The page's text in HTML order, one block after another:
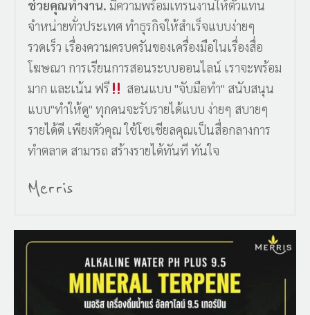
ช่วยคุณทำงาน. มีความพร้อมเทรนงานให้ตัวแทน
จำหน่ายทั่วประเทศ ทำธุรกิจให้สำเร็จแบบง่ายๆ
รวดเร็ว เรื่องความครบครันของเครื่องมือในเรื่องสื่อ
โฆษณา การเรียนการสอนระบบออนไลน์ เราจะพร้อม
มาก และเน้น ฟรี
สอนแบบ "จับมือทำ" สนับสนุน
แบบ"ทำให้ดู" ทุกคนจะรับรายได้แบบ ง่ายๆ สบายๆ
รายได้ดี เพียงตัวคุณ ใช้โซเชียลคุณเป็นสื่อกลางการ
ทำตลาด สามารถ สร้างรายได้ทันที ทันใจ
Merris